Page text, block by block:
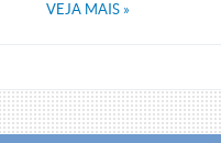
VEJA MAIS »